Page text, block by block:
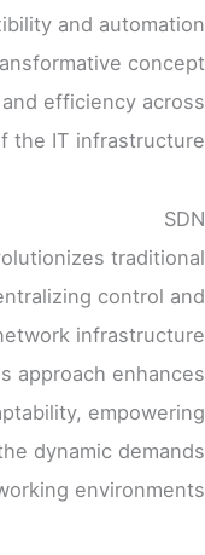
and automation
concept
efficiency across
the IT infrastructure.
SDN
traditional
control and
infrastructure
approach enhances
empowering
dynamic demands
environments.